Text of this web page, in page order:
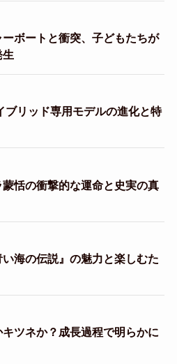
ボートと衝突、子どもたちが
生
ブリッド専用モデルの進化と特
恬の衝撃的な運命と史実の真
海の伝説』の魅力と楽しむた
ツネか？成長過程で明らかに